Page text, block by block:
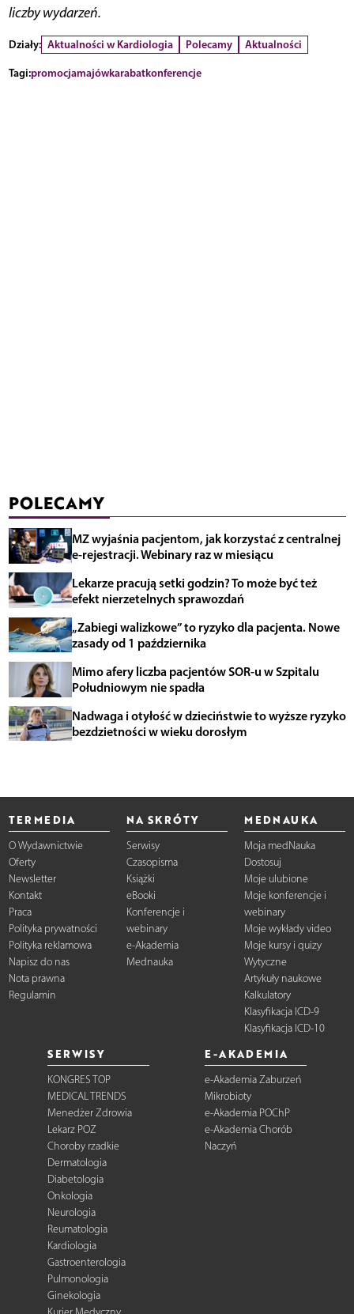
liczby wydarzeń.
Działy: Aktualności w Kardiologia Polecamy
Aktualności
Tagi:promocjamajówkarabatkonferencje
POLECAMY
MZ wyjaśnia pacjentom, jak korzystać z centralnej
e-rejestracji. Webinary raz w miesiącu
Lekarze pracują setki godzin? To może być też
efekt nierzetelnych sprawozdań
„Zabiegi walizkowe” to ryzyko dla pacjenta. Nowe
zasady od 1 października
Mimo afery liczba pacjentów SOR-u w Szpitalu
Południowym nie spadła
Nadwaga i otyłość w dzieciństwie to wyższe ryzyko
bezdzietności w wieku dorosłym
TERMEDIA
O Wydawnictwie
Oferty
Newsletter
Kontakt
Praca
Polityka prywatności
Polityka reklamowa
Napisz do nas
Nota prawna
Regulamin
NA SKRÓTY
Serwisy
Czasopisma
Książki
eBooki
Konferencje i
webinary
e-Akademia
Mednauka
MEDNAUKA
Moja medNauka
Dostosuj
Moje ulubione
Moje konferencje i
webinary
Moje wykłady video
Moje kursy i quizy
Wytyczne
Artykuły naukowe
Kalkulatory
Klasyfikacja ICD-9
Klasyfikacja ICD-10
SERWISY
KONGRES TOP
MEDICAL TRENDS
Menedżer Zdrowia
Lekarz POZ
Choroby rzadkie
Dermatologia
Diabetologia
Onkologia
Neurologia
Reumatologia
Kardiologia
Gastroenterologia
Pulmonologia
Ginekologia
E-AKADEMIA
e-Akademia Zaburzeń
Mikrobioty
e-Akademia POChP
e-Akademia Chorób
Naczyń